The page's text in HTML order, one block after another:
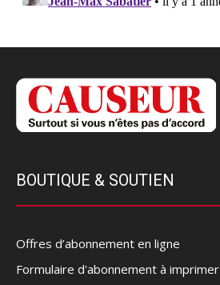
BOUTIQUE & SOUTIEN
Offres d’abonnement en ligne
Formulaire d'abonnement à imprimer